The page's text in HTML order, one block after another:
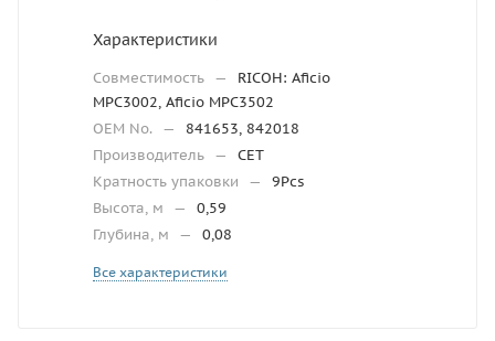
Характеристики
Совместимость —
RICOH: Aficio
MPC3002, Aficio MPC3502
OEM No.
—
841653, 842018
Производитель —
CET
Кратность упаковки
—
9Pcs
Высота, м
—
0,59
Глубина, м
— 0,08
Все характеристики